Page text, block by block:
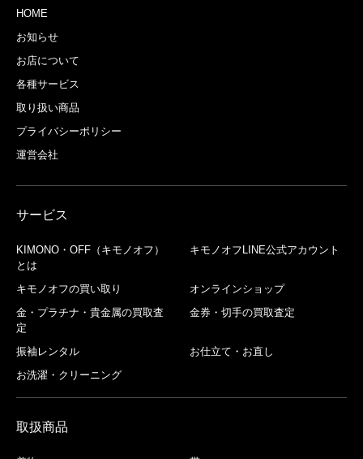
HOME
お知らせ
お店について
各種サービス
取り扱い商品
プライバシーポリシー
運営会社
サービス
KIMONO・OFF（キモノオフ）
とは
キモノオフLINE公式アカウント
キモノオフの買い取り
オンラインショップ
金・プラチナ・貴金属の買取査
定
金券・切手の買取査定
振袖レンタル
お仕立て・お直し
お洗濯・クリーニング
取扱商品